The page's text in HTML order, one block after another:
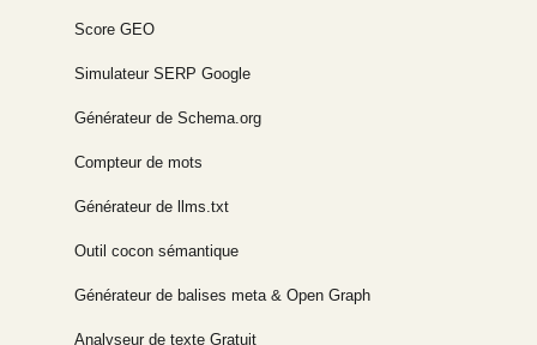
Score GEO
Simulateur SERP Google
Générateur de Schema.org
Compteur de mots
Générateur de llms.txt
Outil cocon sémantique
Générateur de balises meta & Open Graph
Analyseur de texte Gratuit